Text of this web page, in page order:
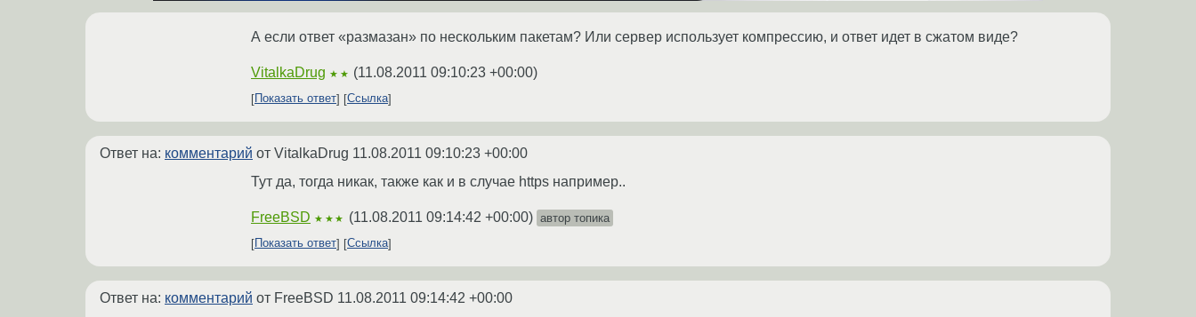
А если ответ «размазан» по нескольким пакетам? Или сервер использует компрессию, и ответ идет в сжатом виде?
VitalkaDrug ★★ (11.08.2011 09:10:23 +00:00)
Показать ответ Ссылка
Ответ на: комментарий от VitalkaDrug 11.08.2011 09:10:23 +00:00
Тут да, тогда никак, также как и в случае https например..
FreeBSD ★★★ (11.08.2011 09:14:42 +00:00) автор топика
Показать ответ
Ссылка
Ответ на: комментарий от FreeBSD 11.08.2011 09:14:42 +00:00